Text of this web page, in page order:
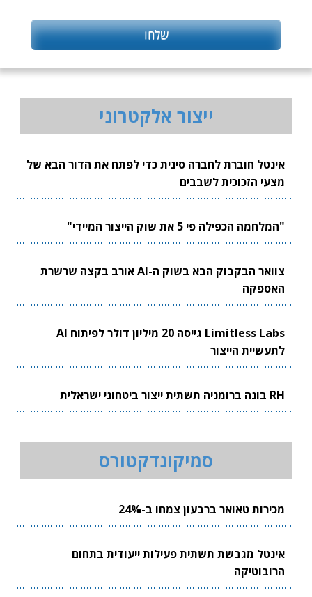
ייצור אלקטרוני
אינטל חוברת לחברה סינית כדי לפתח את הדור הבא של
מצעי הזכוכית לשבבים
"המלחמה הכפילה פי 5 את שוק הייצור המיידי"
צוואר הבקבוק הבא בשוק ה-AI אורב בקצה שרשרת
האספקה
Limitless Labs גייסה 20 מיליון דולר לפיתוח AI
לתעשיית הייצור
RH בונה ברומניה תשתית ייצור ביטחוני ישראלית
סמיקונדקטורס
מכירות טאואר ברבעון צמחו ב-24%
אינטל מגבשת תשתית פעילות ייעודית בתחום
הרובוטיקה